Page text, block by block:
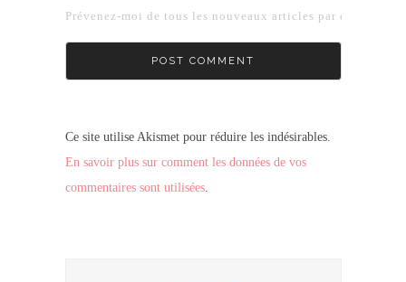
Prévenez-moi de tous les nouveaux articles par e-mail.
Ce site utilise Akismet pour réduire les indésirables.
En savoir plus sur comment les données de vos
commentaires sont utilisées.